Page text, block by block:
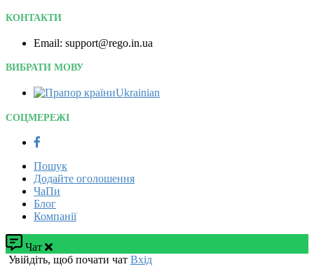
КОНТАКТИ
Email: support@rego.in.ua
ВИБРАТИ МОВУ
Ukrainian‎
СОЦМЕРЕЖІ
Пошук
Додайте оголошення
ЧаПи
Блог
Компанії
Чат
Увійдіть, щоб почати чат Вхід